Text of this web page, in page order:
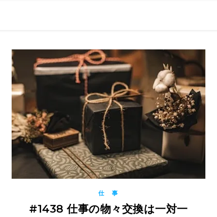
仕 事
#1438 仕事の物々交換は一対一